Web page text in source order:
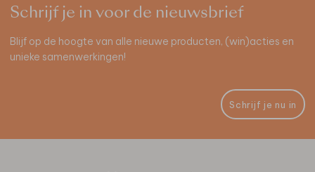
Schrijf je in voor de nieuwsbrief
Blijf op de hoogte van alle nieuwe producten, (win)acties en
unieke samenwerkingen!
Schrijf je nu in